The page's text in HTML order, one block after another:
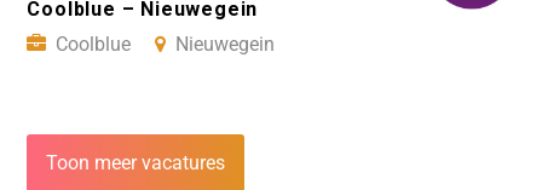
Coolblue – Nieuwegein
Coolblue
Nieuwegein
Toon meer vacatures